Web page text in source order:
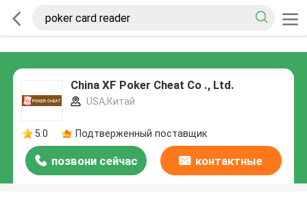
China XF Poker Cheat Co ., Ltd.
USA,Китай
5.0 Подтверженный поставщик
позвони сейчас контактные